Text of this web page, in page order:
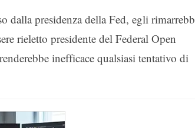
dalla presidenza della Fed, egli
rieletto presidente del Federal Open
inefficace qualsiasi tentativo di